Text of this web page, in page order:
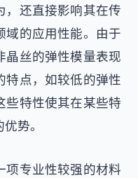
，还直接影响其在传
域的应用性能。由于
晶丝的弹性模量表现
特点，如较低的弹性
些特性使其在某些特
势。
项专业性较强的材料